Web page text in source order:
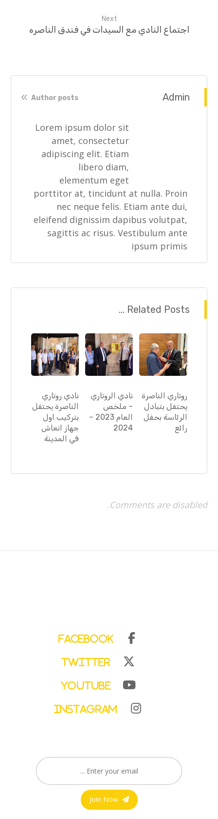
Next
اجتماع النادي مع السيدات في فندق الناصره
Admin
Author posts
Lorem ipsum dolor sit
amet, consectetur
adipiscing elit. Etiam
libero diam,
elementum eget
porttitor at, tincidunt at nulla. Proin
nec neque felis. Etiam ante dui,
eleifend dignissim dapibus volutpat,
sagittis ac risus. Vestibulum ante
ipsum primis
Related Posts ...
روتاري الناصرة
يحتفل بتبادل
الرئاسة بحفل
رائع
نادي الروتاري
– ملخص
العام 2023 –
2024
نادي روتاري
الناصرة يحتفل
بتركيب اول
جهاز انعاش
في المدينة
Comments are disabled.
Facebook
Twitter
YouTube
Instagram
Join Now